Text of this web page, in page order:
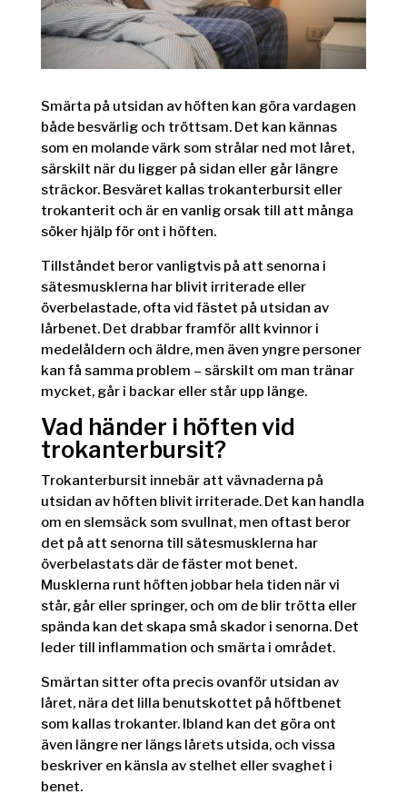
Smärta på utsidan av höften kan göra vardagen
både besvärlig och tröttsam. Det kan kännas
som en molande värk som strålar ned mot låret,
särskilt när du ligger på sidan eller går längre
sträckor. Besväret kallas trokanterbursit eller
trokanterit och är en vanlig orsak till att många
söker hjälp för ont i höften.
Tillståndet beror vanligtvis på att senorna i
sätesmusklerna har blivit irriterade eller
överbelastade, ofta vid fästet på utsidan av
lårbenet. Det drabbar framför allt kvinnor i
medelåldern och äldre, men även yngre personer
kan få samma problem – särskilt om man tränar
mycket, går i backar eller står upp länge.
Vad händer i höften vid
trokanterbursit?
Trokanterbursit innebär att vävnaderna på
utsidan av höften blivit irriterade. Det kan handla
om en slemsäck som svullnat, men oftast beror
det på att senorna till sätesmusklerna har
överbelastats där de fäster mot benet.
Musklerna runt höften jobbar hela tiden när vi
står, går eller springer, och om de blir trötta eller
spända kan det skapa små skador i senorna. Det
leder till inflammation och smärta i området.
Smärtan sitter ofta precis ovanför utsidan av
låret, nära det lilla benutskottet på höftbenet
som kallas trokanter. Ibland kan det göra ont
även längre ner längs lårets utsida, och vissa
beskriver en känsla av stelhet eller svaghet i
benet.